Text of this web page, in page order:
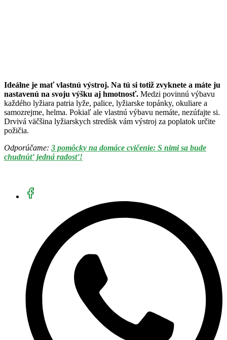
Ideálne je mať vlastnú výstroj. Na tú si totiž zvyknete a máte ju
nastavenú na svoju výšku aj hmotnosť. Medzi povinnú výbavu
každého lyžiara patria lyže, palice, lyžiarske topánky, okuliare a
samozrejme, helma. Pokiaľ ale vlastnú výbavu nemáte, nezúfajte si.
Drvivá väčšina lyžiarskych stredísk vám výstroj za poplatok určite
požičia.
Odporúčame: 3 pomôcky na domáce cvičenie: S nimi sa bude
chudnúť jedná radosť!